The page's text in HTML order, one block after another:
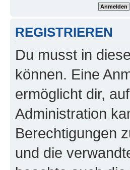
REGISTRIEREN
Du musst in
können. Eine
ermöglicht dir,
Administration
Berechtigungen
und die